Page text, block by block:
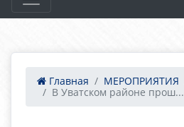
Главная МЕРОПРИЯТИЯ
В Уватском районе прош...